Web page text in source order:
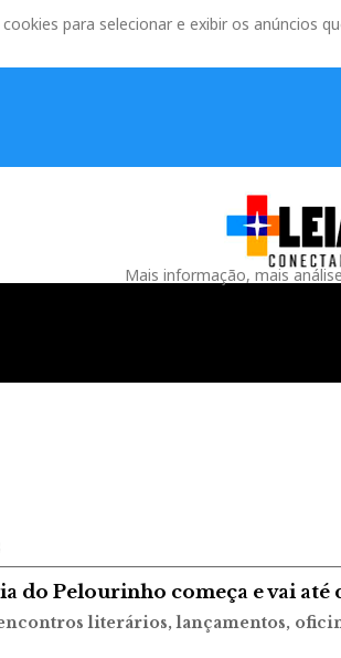
cookies para selecionar e exibir os anúncios
Mais informação, mais
do Pelourinho começa e vai
literários, lançamentos,